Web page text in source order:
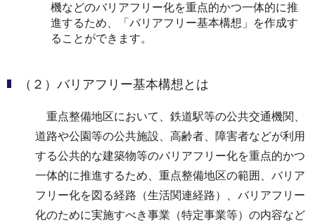
機などのバリアフリー化を重点的かつ一体的に推
進するため、「バリアフリー基本構想」を作成す
ることができます。
（２）バリアフリー基本構想とは
重点整備地区において、鉄道駅等の公共交通機関、
道路や公園等の公共施設、高齢者、障害者などが利用
する公共的な建築物等のバリアフリー化を重点的かつ
一体的に推進するため、重点整備地区の範囲、バリア
フリー化を図る経路（生活関連経路）、バリアフリー
化のために実施すべき事業（特定事業等）の内容など